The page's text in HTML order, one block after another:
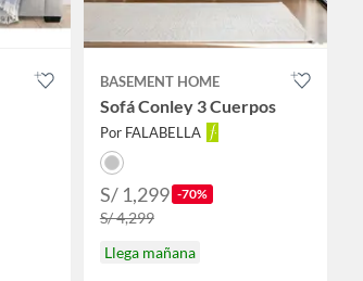
BASEMENT HOME
Sofá Conley 3 Cuerpos
Por FALABELLA
S/ 1,299 -70%
S/ 4,299
Llega mañana